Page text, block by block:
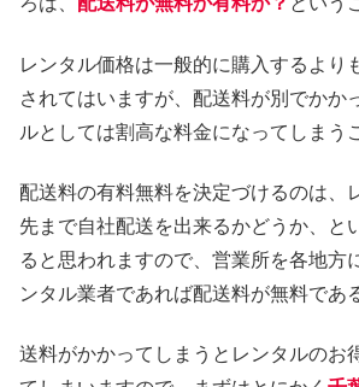
レンタル価格は一般的に購入するより
されてはいますが、配送料が別でかか
ルとしては割高な料金になってしまう
配送料の有料無料を決定づけるのは、
先まで自社配送を出来るかどうか、と
ると思われますので、営業所を各地方
ンタル業者であれば配送料が無料であ
送料がかかってしまうとレンタルのお